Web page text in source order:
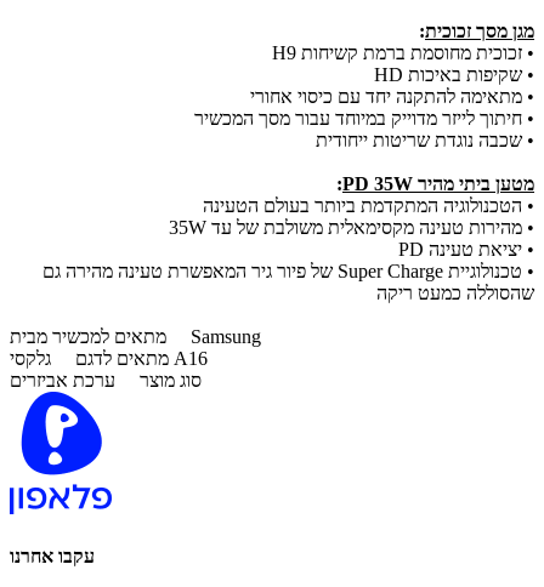
מגן מסך זכוכית:
• זכוכית מחוסמת ברמת קשיחות H9
• שקיפות באיכות HD
• מתאימה להתקנה יחד עם כיסוי אחורי
• חיתוך לייזר מדוייק במיוחד עבור מסך המכשיר
• שכבה נוגדת שריטות ייחודית
מטען ביתי מהיר PD 35W
:
• הטכנולוגיה המתקדמת ביותר בעולם הטעינה
• מהירות טעינה מקסימאלית משולבת של עד 35W
• יציאת טעינה PD
• טכנולוגיית Super Charge של פיור גיר המאפשרת טעינה מהירה גם
שהסוללה כמעט ריקה
מתאים למכשיר מבית Samsung
מתאים לדגם גלקסי A16
סוג מוצר ערכת אביזרים
עקבו אחרנו